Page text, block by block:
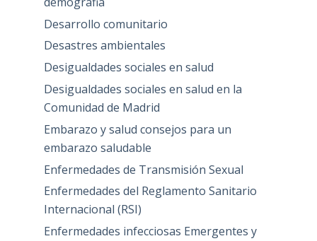
Desarrollo comunitario
Desastres ambientales
Desigualdades sociales en salud
Desigualdades sociales en salud en la
Comunidad de Madrid
Embarazo y salud consejos para un
embarazo saludable
Enfermedades de Transmisión Sexual
Enfermedades del Reglamento Sanitario
Internacional (RSI)
Enfermedades infecciosas Emergentes y